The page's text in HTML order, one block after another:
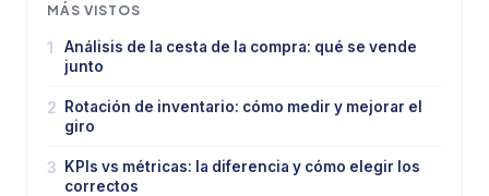
MÁS VISTOS
1
Análisis de la cesta de la compra: qué se vende
junto
2
Rotación de inventario: cómo medir y mejorar el
giro
3
KPIs vs métricas: la diferencia y cómo elegir los
correctos